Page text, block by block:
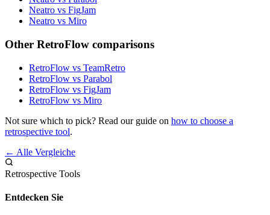
Neatro vs FigJam
Neatro vs Miro
Other RetroFlow comparisons
RetroFlow vs TeamRetro
RetroFlow vs Parabol
RetroFlow vs FigJam
RetroFlow vs Miro
Not sure which to pick? Read our guide on how to choose a
retrospective tool.
← Alle Vergleiche
Retrospective Tools
Entdecken Sie